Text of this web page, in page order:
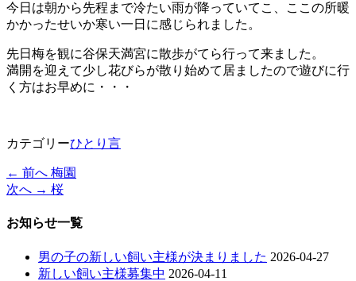
日
今日は朝から先程まで冷たい雨が降っていてこ、ここの所暖
かかったせいか寒い一日に感じられました。
先日梅を観に谷保天満宮に散歩がてら行って来ました。
満開を迎えて少し花びらが散り始めて居ましたので遊びに行
く方はお早めに・・・
カテゴリーひとり言
投
稿
ナ
← 前へ 過
去
投
梅園
次へ → 次
投
桜
お知らせ一覧
男の子の新しい飼い主様が決まりました 2026-04-27
新しい飼い主様募集中 2026-04-11